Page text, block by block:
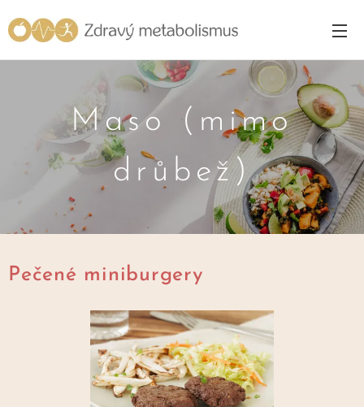
Maso (mimo
drůbež)
Pečené miniburgery